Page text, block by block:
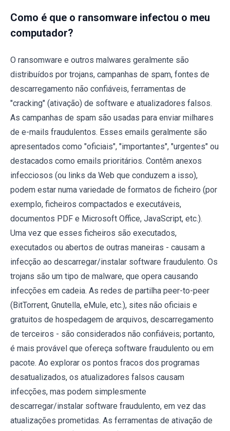
Como é que o ransomware infectou o meu
computador?
O ransomware e outros malwares geralmente são
distribuídos por trojans, campanhas de spam, fontes de
descarregamento não confiáveis, ferramentas de
"cracking" (ativação) de software e atualizadores falsos.
As campanhas de spam são usadas para enviar milhares
de e-mails fraudulentos. Esses emails geralmente são
apresentados como "oficiais", "importantes", "urgentes" ou
destacados como emails prioritários. Contêm anexos
infecciosos (ou links da Web que conduzem a isso),
podem estar numa variedade de formatos de ficheiro (por
exemplo, ficheiros compactados e executáveis,
documentos PDF e Microsoft Office, JavaScript, etc.).
Uma vez que esses ficheiros são executados,
executados ou abertos de outras maneiras - causam a
infecção ao descarregar/instalar software fraudulento. Os
trojans são um tipo de malware, que opera causando
infecções em cadeia. As redes de partilha peer-to-peer
(BitTorrent, Gnutella, eMule, etc.), sites não oficiais e
gratuitos de hospedagem de arquivos, descarregamento
de terceiros - são considerados não confiáveis; portanto,
é mais provável que ofereça software fraudulento ou em
pacote. Ao explorar os pontos fracos dos programas
desatualizados, os atualizadores falsos causam
infecções, mas podem simplesmente
descarregar/instalar software fraudulento, em vez das
atualizações prometidas. As ferramentas de ativação de